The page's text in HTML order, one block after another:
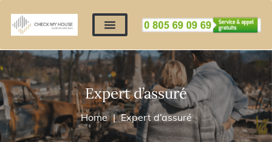
Expert d’assuré
Home Expert d’assuré